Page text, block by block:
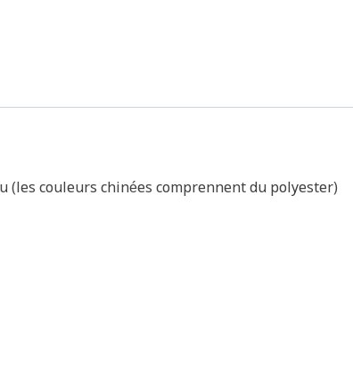
(les couleurs chinées comprennent du polyester)